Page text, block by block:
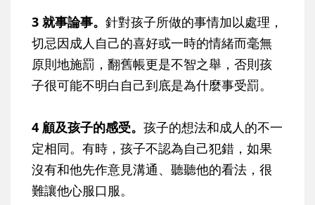
3 就事論事。 針對孩子所做的事情加以處理，
切忌因成人自己的喜好或一時的情緒而毫無
原則地施罰，翻舊帳更是不智之舉，否則孩
子很可能不明白自己到底是為什麼事受罰。
4 顧及孩子的感受。 孩子的想法和成人的不一
定相同。有時，孩子不認為自己犯錯，如果
沒有和他先作意見溝通、聽聽他的看法，很
難讓他心服口服。